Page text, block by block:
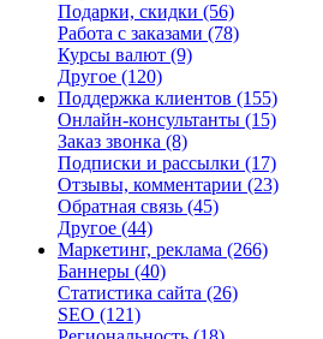
Подарки, скидки (56)
Работа с заказами (78)
Курсы валют (9)
Другое (120)
Поддержка клиентов (155)
Онлайн-консультанты (15)
Заказ звонка (8)
Подписки и рассылки (17)
Отзывы, комментарии (23)
Обратная связь (45)
Другое (44)
Маркетинг, реклама (266)
Баннеры (40)
Статистика сайта (26)
SEO (121)